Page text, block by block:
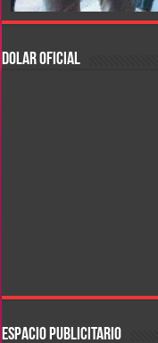
DOLAR OFICIAL
ESPACIO PUBLICITARIO